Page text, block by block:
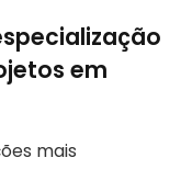
em
mais